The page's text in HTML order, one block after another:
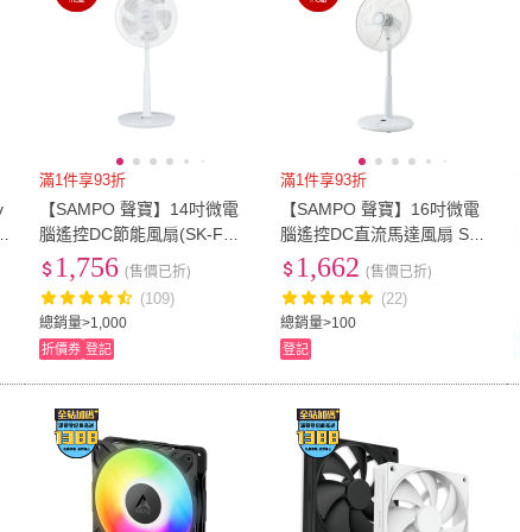
滿1件享93折
【SAMPO 聲寶】14吋微電
腦遙控DC節能風扇(SK-FM1
4AD)
總銷量>1,000
1,756 (售價已折)
(109)
折價券 登記
滿1件享93折
【SAMPO 聲寶】16吋微電
腦遙控DC直流馬達風扇 SK-
FM16KD
總銷量>100
1,662 (售價已折)
(22)
登記